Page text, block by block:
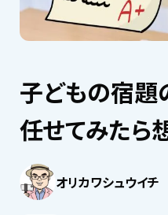
子どもの宿題
任せてみたら
オリカワシュウイチ